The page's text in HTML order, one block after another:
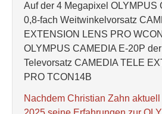
Auf der 4 Megapixel OLYMPUS
0,8-fach Weitwinkelvorsatz
EXTENSION LENS PRO
OLYMPUS CAMEDIA E-20P
Televorsatz CAMEDIA TELE
PRO TCON14B
Nachdem Christian Zahn